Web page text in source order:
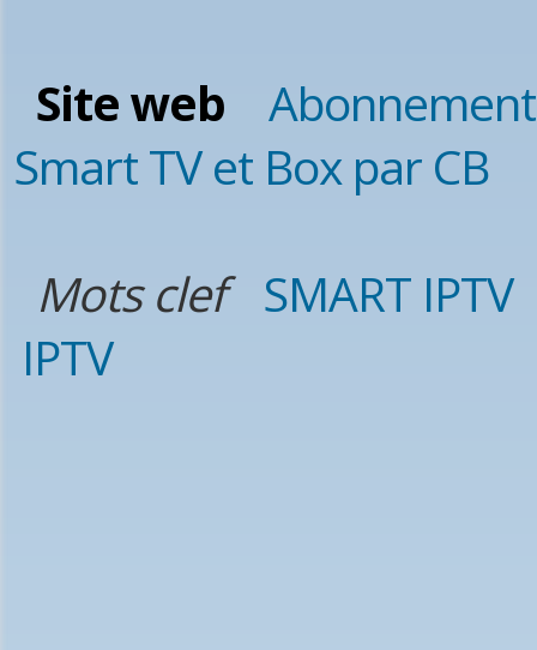
Site web
Smart TV et Box par CB
Mots clef
SMART IPTV
IPTV